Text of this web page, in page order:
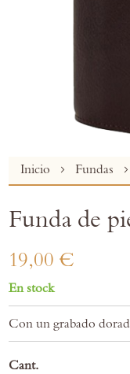
Inicio Fundas
Skip
to
beginning
the
images
gallery
Funda de
19,00 €
En stock
Con un grabado
Cant.